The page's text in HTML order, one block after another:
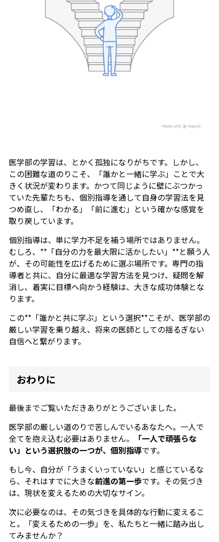
医学部の学習は、とかく孤独になりがちです。しかし、
この困難な道のりこそ、「誰かと一緒に学ぶ」ことで大
きく状況が変わります。かつて同じように壁にぶつかっ
ていた先輩たちも、個別指導を通して自身の学習法を見
つめ直し、「わかる」「前に進む」という確かな感覚を
取り戻しています。
個別指導は、単に学力不足を補う場所ではありません。
むしろ、**「自分の力を最大限に活かしたい」**と願う人
が、その可能性を広げるために選ぶ場所です。専門の指
導者と共に、自分に最適な学習方法を見つけ、疑問を解
消し、着実に目標へ向かう経験は、大きな成功体験とな
ります。
この**「誰かと共に学ぶ」という選択**こそが、医学部の
厳しい学習を乗り越え、将来の医師としての揺るぎない
自信へと繋がります。
おわりに
最後までご覧いただきありがとうございました。
医学部の厳しい道のりで苦しんでいるあなたへ。一人で
全てを抱え込む必要はありません。
「一人で頑張らな
い」という選択肢の一つが、個別指導です。
もし今、自分が「うまくいっていない」と感じているな
ら、それはすでに大きな前進の第一歩です。その気づき
は、現状を変えるための大切なサイン。
次に必要なのは、その気づきを具体的な行動に変えるこ
と。「変えるための一歩」を、私たちと一緒に踏み出し
てみませんか？